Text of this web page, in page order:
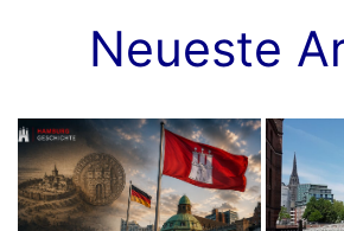
Neueste